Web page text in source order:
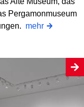
Pergamonmuseum
mehr